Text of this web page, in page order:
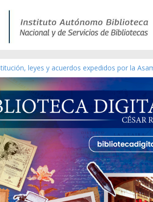
leyes y acuerdos expedidos por la
[material gráfico]
Bor Sánchez [material gráfico]
Oficial de la República de Venezuela año
temático de obras de Modesta Bor